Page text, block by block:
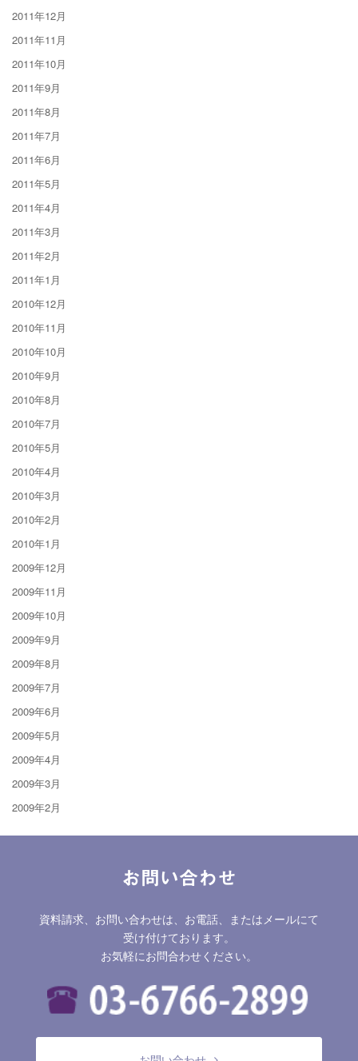
2011年12月
2011年11月
2011年10月
2011年9月
2011年8月
2011年7月
2011年6月
2011年5月
2011年4月
2011年3月
2011年2月
2011年1月
2010年12月
2010年11月
2010年10月
2010年9月
2010年8月
2010年7月
2010年5月
2010年4月
2010年3月
2010年2月
2010年1月
2009年12月
2009年11月
2009年10月
2009年9月
2009年8月
2009年7月
2009年6月
2009年5月
2009年4月
2009年3月
2009年2月
お問い合わせ
資料請求、お問い合わせは、お電話、またはメールにて
受け付けております。
お気軽にお問合わせください。